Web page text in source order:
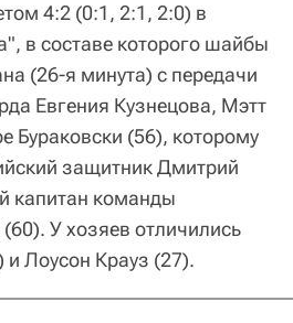
4:2 (0:1, 2:1, 2:0) в
в составе которого шайбы
(26-я минута) с передачи
Евгения Кузнецова, Мэтт
Бураковски (56), которому
защитник Дмитрий
капитан команды
У хозяев отличились
Лоусон Крауз (27).